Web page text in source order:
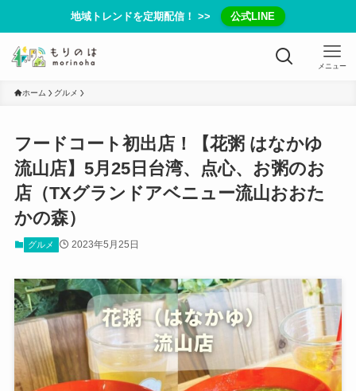
地域トレンドを定期配信！ >> 公式LINE
メニュー
ホーム グルメ
フードコート初出店！【花粥 はなかゆ
流山店】5月25日台湾、点心、お粥のお
店（TXグランドアベニュー流山おおた
かの森）
グルメ 2023年5月25日